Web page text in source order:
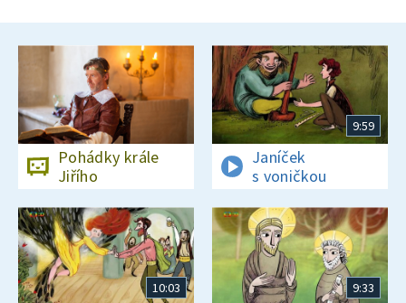
Pohádky krále
Jiřího
9:59
Janíček
s voničkou
10:03 9:33